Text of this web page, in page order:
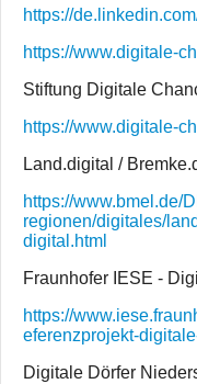
https://
https://www.digitale-
Stiftung Digitale
https://www.digitale-
Land.digital /
https://www.bmel.de/
regionen/digitales/
digital.html
Fraunhofer IESE -
https://
eferenzprojekt-
Digitale Dörfer